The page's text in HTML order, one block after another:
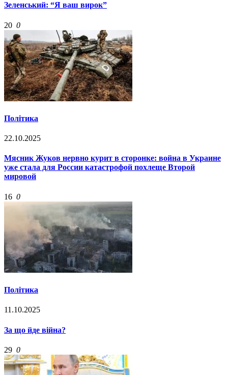
Зеленський: “Я ваш вирок”
20 0
Політика
22.10.2025
Мясник Жуков нервно курит в сторонке: война в Украине
уже стала для России катастрофой похлеще Второй
мировой
16 0
Політика
11.10.2025
За що йде війна?
29 0